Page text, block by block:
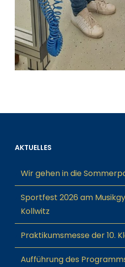
Vonfanny.tahn | 13. Dezember 2023
AKTUELLES
Wir gehen in die
Sportfest 2026 am
Kollwitz
Praktikumsmesse der 10.
Aufführung des